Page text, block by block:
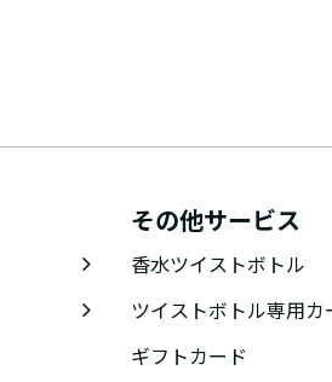
その他サービス
香水ツイストボトル
ツイストボトル専用カ
ギフトカード